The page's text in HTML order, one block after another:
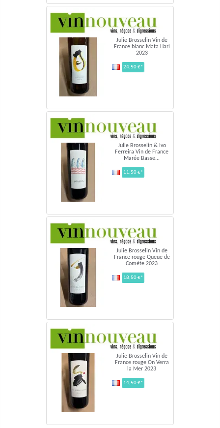
Julie Brosselin Vin de
France blanc Mata Hari
2023
24,50 €*
Julie Brosselin & Ivo
Ferreira Vin de France
Marée Basse...
11,50 €*
Julie Brosselin Vin de
France rouge Queue de
Comète 2023
18,50 €*
Julie Brosselin Vin de
France rouge On Verra
la Mer 2023
14,50 €*